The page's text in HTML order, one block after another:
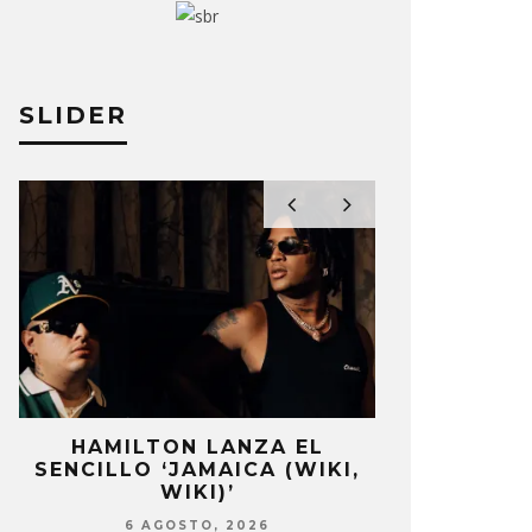
SLIDER
HAMILTON LANZA EL
SENCILLO ‘JAMAICA (WIKI,
WIKI)’
6 AGOSTO, 2026